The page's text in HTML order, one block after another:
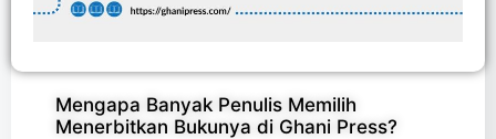
Mengapa Banyak Penulis Memilih
Menerbitkan Bukunya di Ghani Press?